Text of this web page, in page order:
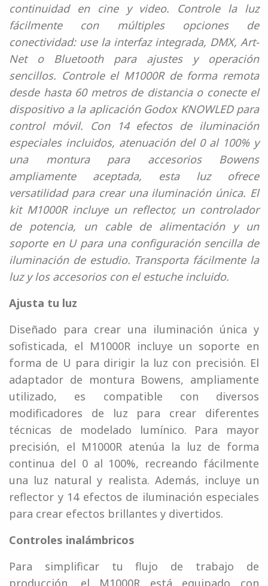
continuidad en cine y video. Controle la luz
fácilmente con múltiples opciones de
conectividad: use la interfaz integrada, DMX, Art-
Net o Bluetooth para ajustes y operación
sencillos. Controle el M1000R de forma remota
desde hasta 60 metros de distancia o conecte el
dispositivo a la aplicación Godox KNOWLED para
control móvil. Con 14 efectos de iluminación
especiales incluidos, atenuación del 0 al 100% y
una montura para accesorios Bowens
ampliamente aceptada, esta luz ofrece
versatilidad para crear una iluminación única. El
kit M1000R incluye un reflector, un controlador
de potencia, un cable de alimentación y un
soporte en U para una configuración sencilla de
iluminación de estudio. Transporta fácilmente la
luz y los accesorios con el estuche incluido.
Ajusta tu luz
Diseñado para crear una iluminación única y
sofisticada, el M1000R incluye un soporte en
forma de U para dirigir la luz con precisión. El
adaptador de montura Bowens, ampliamente
utilizado, es compatible con diversos
modificadores de luz para crear diferentes
técnicas de modelado lumínico. Para mayor
precisión, el M1000R atenúa la luz de forma
continua del 0 al 100%, recreando fácilmente
una luz natural y realista. Además, incluye un
reflector y 14 efectos de iluminación especiales
para crear efectos brillantes y divertidos.
Controles inalámbricos
Para simplificar tu flujo de trabajo de